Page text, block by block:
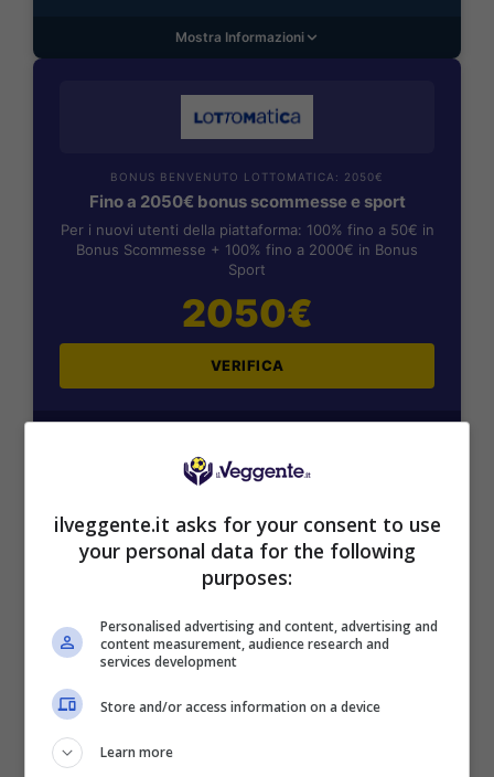
Mostra Informazioni
BONUS BENVENUTO LOTTOMATICA: 2050€
Fino a 2050€ bonus scommesse e sport
Per i nuovi utenti della piattaforma: 100% fino a 50€ in
Bonus Scommesse + 100% fino a 2000€ in Bonus
Sport
2050€
VERIFICA
SNAI
Bonus Benvenuto Sport: fino a 1.000€
1000€
VERIFICA
ilveggente.it asks for your consent to use
your personal data for the following
purposes:
Personalised advertising and content, advertising and
content measurement, audience research and
services development
Store and/or access information on a device
Learn more